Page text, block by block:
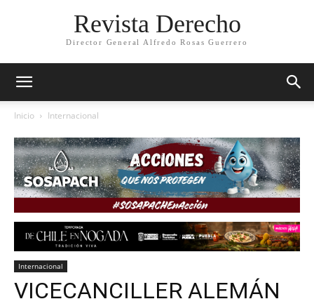
Revista Derecho
Director General Alfredo Rosas Guerrero
Inicio Internacional
Internacional
VICECANCILLER ALEMÁN